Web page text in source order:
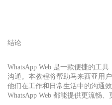
结论
WhatsApp Web 是一款便捷的工
沟通。本教程将帮助马来西亚用
他们在工作和日常生活中的沟通
WhatsApp Web 都能提供更流畅、